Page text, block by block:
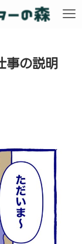
事の説明